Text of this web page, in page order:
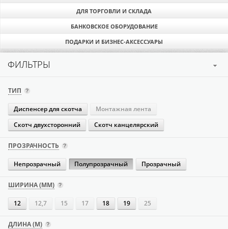
ДЛЯ ТОРГОВЛИ И СКЛАДА
БАНКОВСКОЕ ОБОРУДОВАНИЕ
ПОДАРКИ И БИЗНЕС-АКСЕССУАРЫ
ФИЛЬТРЫ
ТИП
Диспенсер для скотча
Монтажная лента
Скотч двухсторонний
Скотч канцелярский
ПРОЗРАЧНОСТЬ
Непрозрачный Полупрозрачный Прозрачный
ШИРИНА (ММ)
12 12,7 15 17 18 19 25
ДЛИНА (М)